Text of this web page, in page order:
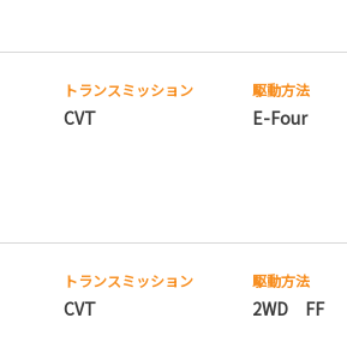
トランスミッション
CVT
駆動方法
E-Four
トランスミッション
CVT
駆動方法
2WD FF